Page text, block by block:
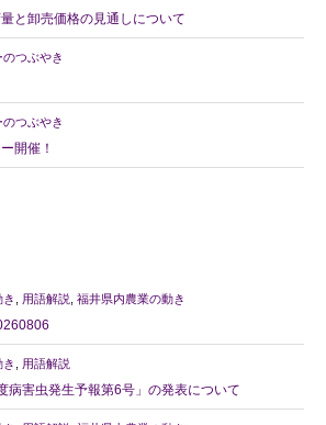
と卸売価格の見通しについて
つぶやき
つぶやき
開催！
用語解説 福井県内農業の動き
用語解説
害虫発生予報第6号」の発表について